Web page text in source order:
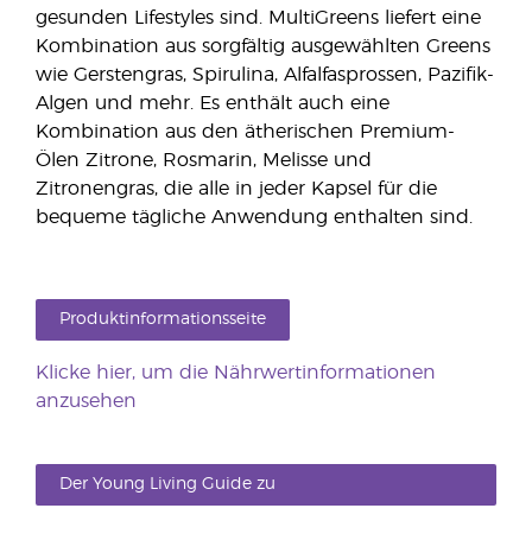
gesunden Lifestyles sind. MultiGreens liefert eine
Kombination aus sorgfältig ausgewählten Greens
wie Gerstengras, Spirulina, Alfalfasprossen, Pazifik-
Algen und mehr. Es enthält auch eine
Kombination aus den ätherischen Premium-
Ölen Zitrone, Rosmarin, Melisse und
Zitronengras, die alle in jeder Kapsel für die
bequeme tägliche Anwendung enthalten sind.
Produktinformationsseite
Klicke hier, um die Nährwertinformationen
anzusehen
Der Young Living Guide zu